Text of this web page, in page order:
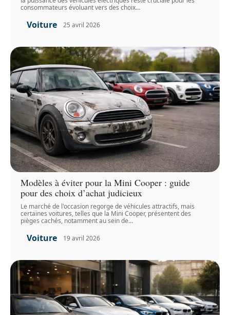
consommateurs évoluant vers des choix…
Voiture 25 avril 2026
Modèles à éviter pour la Mini Cooper : guide
pour des choix d’achat judicieux
Le marché de l'occasion regorge de véhicules attractifs, mais
certaines voitures, telles que la Mini Cooper, présentent des
pièges cachés, notamment au sein de…
Voiture 19 avril 2026